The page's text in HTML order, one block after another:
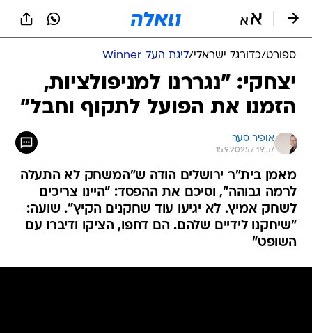
ספורט/כדורגל ישראלי/ליגת העל Winner
יצחקי: "נגררנו למניפולציות,
הזמנו את הפועל לתקוף וחבל"
אופיר סער
15.9.2025 / 19:57
מאמן בית"ר ירושלים הודה ש"המשחק לא התעלה
לרמה גבוהה", וסיכם את ההפסד: "היינו צריכים
לשחק אמיץ. לא יגיעו עוד שחקנים הקיץ". שועה:
"שיחקנו לידיים שלהם. הם דחפו, הציקו ודיברו עם
השופט"